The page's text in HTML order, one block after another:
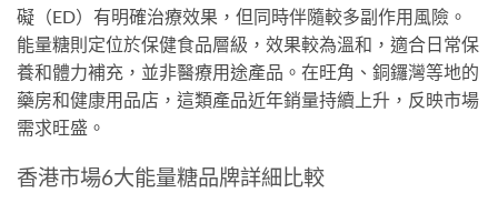
礙（ED）有明確治療效果，但同時伴隨較多副作用風險。
能量糖則定位於保健食品層級，效果較為溫和，適合日常保
養和體力補充，並非醫療用途產品。在旺角、銅鑼灣等地的
藥房和健康用品店，這類產品近年銷量持續上升，反映市場
需求旺盛。
香港市場6大能量糖品牌詳細比較